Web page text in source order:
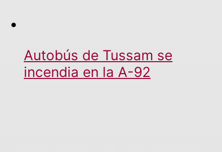
Autobús de Tussam se
incendia en la A-92